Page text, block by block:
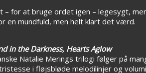
– for at bruge ordet igen – legesygt,
en mundfuld, men helt klart det værd.
in the Darkness, Hearts Aglow
Natalie Merings trilogi følger på
i fløjsbløde melodilinjer og